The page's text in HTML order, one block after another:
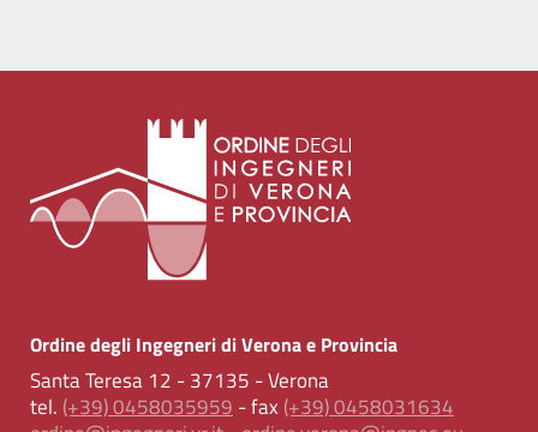
Ordine degli Ingegneri di Verona e Provincia
Santa Teresa 12 - 37135 - Verona
tel. (+39) 0458035959 - fax (+39) 0458031634